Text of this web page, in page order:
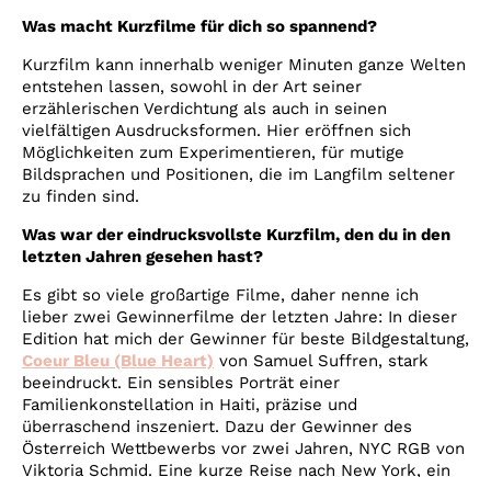
Was macht Kurzfilme für dich so spannend?
Kurzfilm kann innerhalb weniger Minuten ganze Welten
entstehen lassen, sowohl in der Art seiner
erzählerischen Verdichtung als auch in seinen
vielfältigen Ausdrucksformen. Hier eröffnen sich
Möglichkeiten zum Experimentieren, für mutige
Bildsprachen und Positionen, die im Langfilm seltener
zu finden sind.
Was war der eindrucksvollste Kurzfilm, den du in den
letzten Jahren gesehen hast?
Es gibt so viele großartige Filme, daher nenne ich
lieber zwei Gewinnerfilme der letzten Jahre: In dieser
Edition hat mich der Gewinner für beste Bildgestaltung,
Coeur Bleu (Blue Heart) von Samuel Suffren, stark
beeindruckt. Ein sensibles Porträt einer
Familienkonstellation in Haiti, präzise und
überraschend inszeniert. Dazu der Gewinner des
Österreich Wettbewerbs vor zwei Jahren, NYC RGB von
Viktoria Schmid. Eine kurze Reise nach New York, ein